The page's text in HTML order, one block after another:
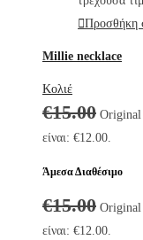
Προσθήκη
Millie necklace
Κολιέ
€15.00 Original
είναι: €12.00.
Άμεσα Διαθέσιμο
€15.00 Original
είναι: €12.00.